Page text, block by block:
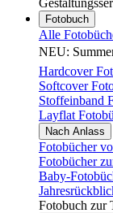
Fotobuch
Alle
NEU:
Hardcover
Softcover
Stoffeinband
Layflat
Nach Anlass
Fotobücher
Fotobücher
Baby-
Fotobuch zur